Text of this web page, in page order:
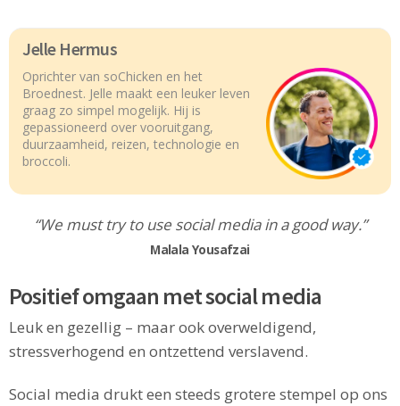
Jelle Hermus
Oprichter van soChicken en het
Broednest. Jelle maakt een leuker leven
graag zo simpel mogelijk. Hij is
gepassioneerd over vooruitgang,
duurzaamheid, reizen, technologie en
broccoli.
“We must try to use social media in a good way.”
Malala Yousafzai
Positief omgaan met social media
Leuk en gezellig – maar ook overweldigend,
stressverhogend en ontzettend verslavend.
Social media drukt een steeds grotere stempel op ons